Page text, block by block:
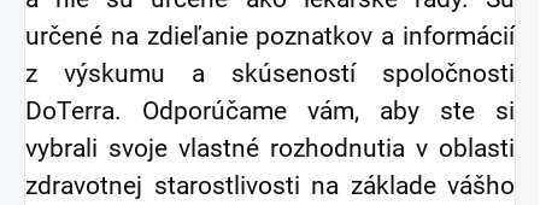
určené na zdieľanie poznatkov a informácií
z výskumu a skúseností spoločnosti
DoTerra. Odporúčame vám, aby ste si
vybrali svoje vlastné rozhodnutia v oblasti
zdravotnej starostlivosti na základe vášho